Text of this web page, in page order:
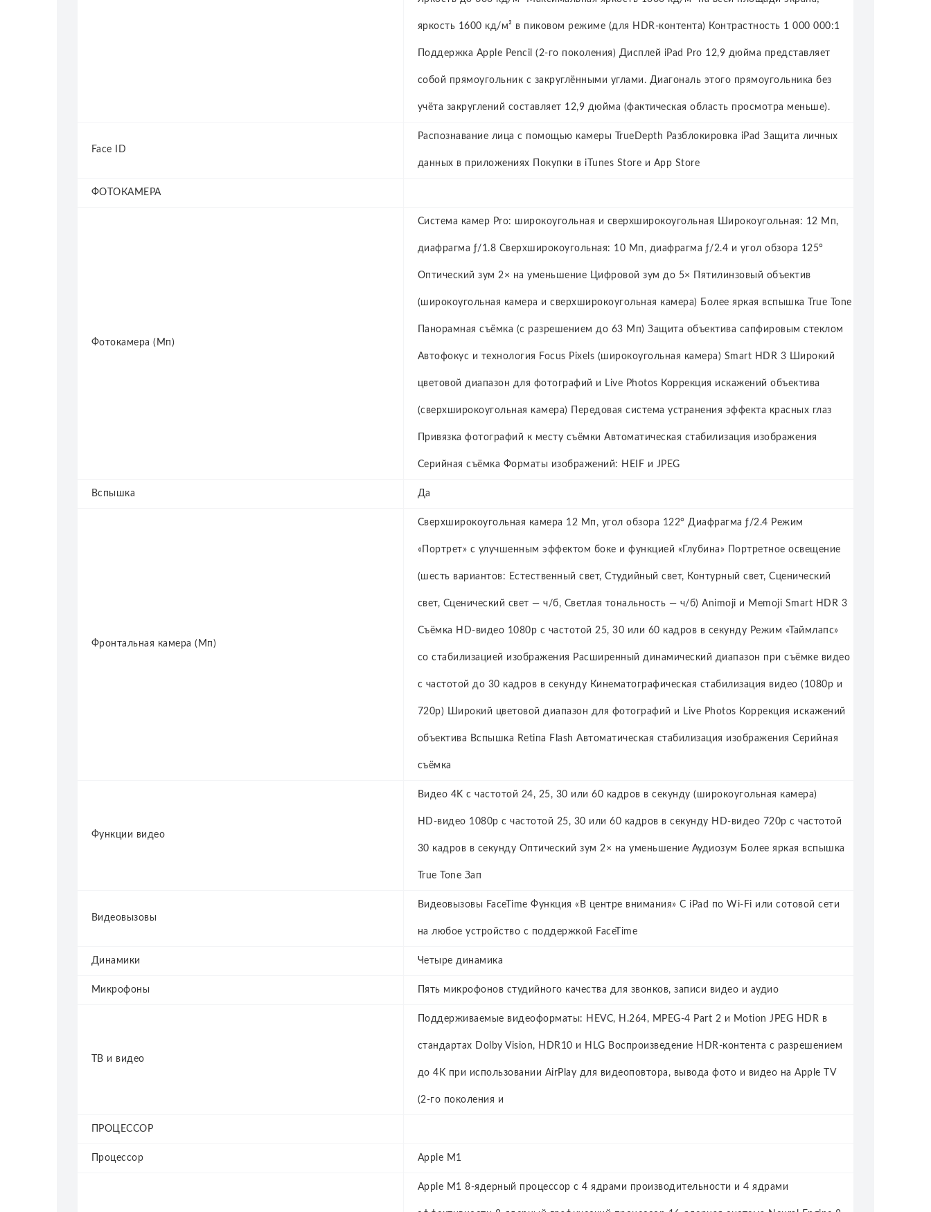
яркость 1600 кд/м² в пиковом режиме (для HDR‑контента) Контрастность 1 000 000:1
Поддержка Apple Pencil (2‑го поколения) Дисплей iPad Pro 12,9 дюйма представляет
собой прямоугольник с закруглёнными углами. Диагональ этого прямоугольника без
учёта закруглений составляет 12,9 дюйма (фактическая область просмотра меньше).
Face ID
Распознавание лица с помощью камеры TrueDepth Разблокировка iPad Защита личных
данных в приложениях Покупки в iTunes Store и App Store
ФОТОКАМЕРА
Фотокамера (Мп)
Система камер Pro: широкоугольная и сверхширокоугольная Широкоугольная: 12 Мп,
диафрагма ƒ/1.8 Сверхширокоугольная: 10 Мп, диафрагма ƒ/2.4 и угол обзора 125°
Оптический зум 2× на уменьшение Цифровой зум до 5× Пятилинзовый объектив
(широкоугольная камера и сверхширокоугольная камера) Более яркая вспышка True Tone
Панорамная съёмка (с разрешением до 63 Мп) Защита объектива сапфировым стеклом
Автофокус и технология Focus Pixels (широкоугольная камера) Smart HDR 3 Широкий
цветовой диапазон для фотографий и Live Photos Коррекция искажений объектива
(сверхширокоугольная камера) Передовая система устранения эффекта красных глаз
Привязка фотографий к месту съёмки Автоматическая стабилизация изображения
Серийная съёмка Форматы изображений: HEIF и JPEG
Вспышка Да
Фронтальная камера (Мп)
Сверхширокоугольная камера 12 Мп, угол обзора 122° Диафрагма ƒ/2.4 Режим
«Портрет» с улучшенным эффектом боке и функцией «Глубина» Портретное освещение
(шесть вариантов: Естественный свет, Студийный свет, Контурный свет, Сценический
свет, Сценический свет — ч/б, Светлая тональность — ч/б) Animoji и Memoji Smart HDR 3
Съёмка HD‑видео 1080p с частотой 25, 30 или 60 кадров в секунду Режим «Таймлапс»
со стабилизацией изображения Расширенный динамический диапазон при съёмке видео
с частотой до 30 кадров в секунду Кинематографическая стабилизация видео (1080p и
720p) Широкий цветовой диапазон для фотографий и Live Photos Коррекция искажений
объектива Вспышка Retina Flash Автоматическая стабилизация изображения Серийная
съёмка
Функции видео
Видео 4K с частотой 24, 25, 30 или 60 кадров в секунду (широкоугольная камера)
HD‑видео 1080p с частотой 25, 30 или 60 кадров в секунду HD‑видео 720p с частотой
30 кадров в секунду Оптический зум 2× на уменьшение Аудиозум Более яркая вспышка
True Tone Зап
Видеовызовы
Видеовызовы FaceTime Функция «В центре внимания» С iPad по Wi‑Fi или сотовой сети
на любое устройство с поддержкой FaceTime
Динамики Четыре динамика
Микрофоны Пять микрофонов студийного качества для звонков, записи видео и аудио
ТВ и видео
Поддерживаемые видеоформаты: HEVC, H.264, MPEG‑4 Part 2 и Motion JPEG HDR в
стандартах Dolby Vision, HDR10 и HLG Воспроизведение HDR‑контента с разрешением
до 4K при использовании AirPlay для видеоповтора, вывода фото и видео на Apple TV
(2‑го поколения и
ПРОЦЕССОР
Процессор Apple M1
Apple M1 8‑ядерный процессор с 4 ядрами производительности и 4 ядрами